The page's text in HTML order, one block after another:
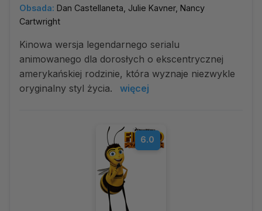
Obsada: Dan Castellaneta, Julie Kavner, Nancy
Cartwright
Kinowa wersja legendarnego serialu
animowanego dla dorosłych o ekscentrycznej
amerykańskiej rodzinie, która wyznaje niezwykle
oryginalny styl życia.
więcej
6.0